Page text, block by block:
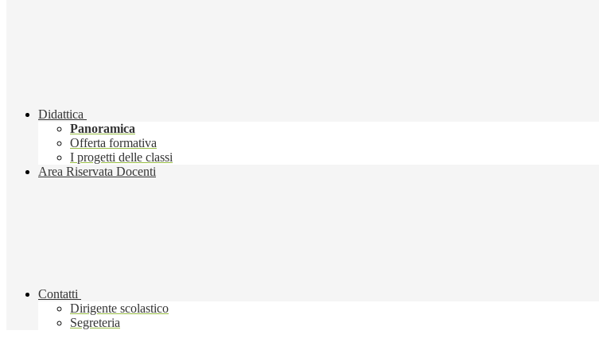
Didattica
Panoramica
Offerta formativa
I progetti delle classi
Area Riservata Docenti
Contatti
Dirigente scolastico
Segreteria